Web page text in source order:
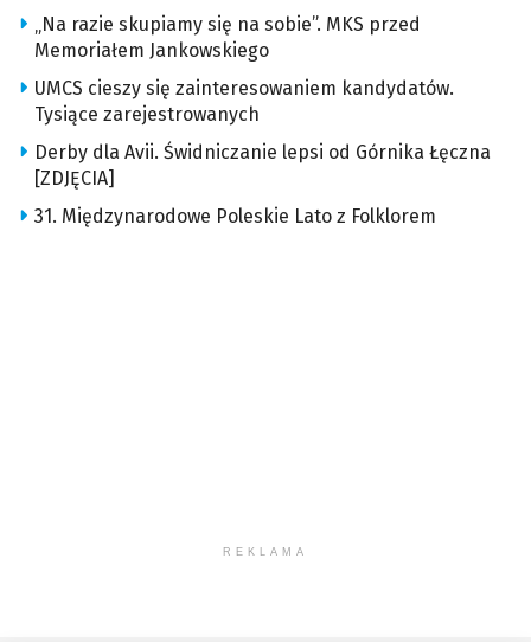
„Na razie skupiamy się na sobie”. MKS przed
Memoriałem Jankowskiego
UMCS cieszy się zainteresowaniem kandydatów.
Tysiące zarejestrowanych
Derby dla Avii. Świdniczanie lepsi od Górnika Łęczna
[ZDJĘCIA]
31. Międzynarodowe Poleskie Lato z Folklorem
REKLAMA